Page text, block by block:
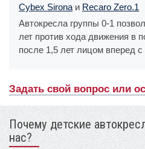
Cybex Sirona и Recaro Zero.1
Автокресла группы 0-1
лет против хода движения в
после 1,5 лет лицом вперед
Задать свой вопрос или
Почему детские
нас?